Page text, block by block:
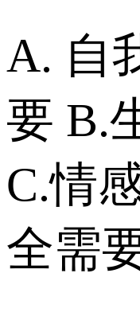
A. 自
要 B.
C.情
全需